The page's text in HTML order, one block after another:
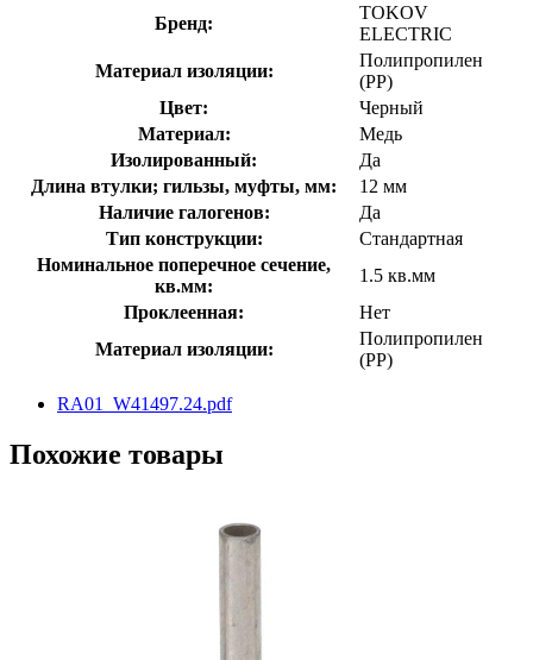
Бренд:
TOKOV
ELECTRIC
Материал изоляции:
Полипропилен
(PP)
Цвет:
Черный
Материал:
Медь
Изолированный:
Да
Длина втулки; гильзы, муфты, мм:
12 мм
Наличие галогенов:
Да
Тип конструкции:
Стандартная
Номинальное поперечное сечение,
кв.мм:
1.5 кв.мм
Проклеенная:
Нет
Материал изоляции:
Полипропилен
(PP)
RA01_W41497.24.pdf
Похожие товары